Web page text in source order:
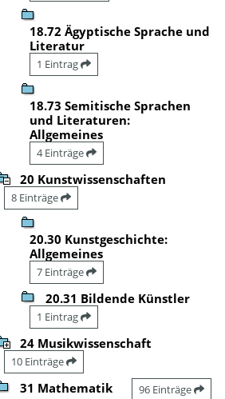
18.72 Ägyptische Sprache und
Literatur
1 Eintrag
18.73 Semitische Sprachen
und Literaturen:
Allgemeines
4 Einträge
20 Kunstwissenschaften
8 Einträge
20.30 Kunstgeschichte:
Allgemeines
7 Einträge
20.31 Bildende Künstler
1 Eintrag
24 Musikwissenschaft
10 Einträge
31 Mathematik 96 Einträge